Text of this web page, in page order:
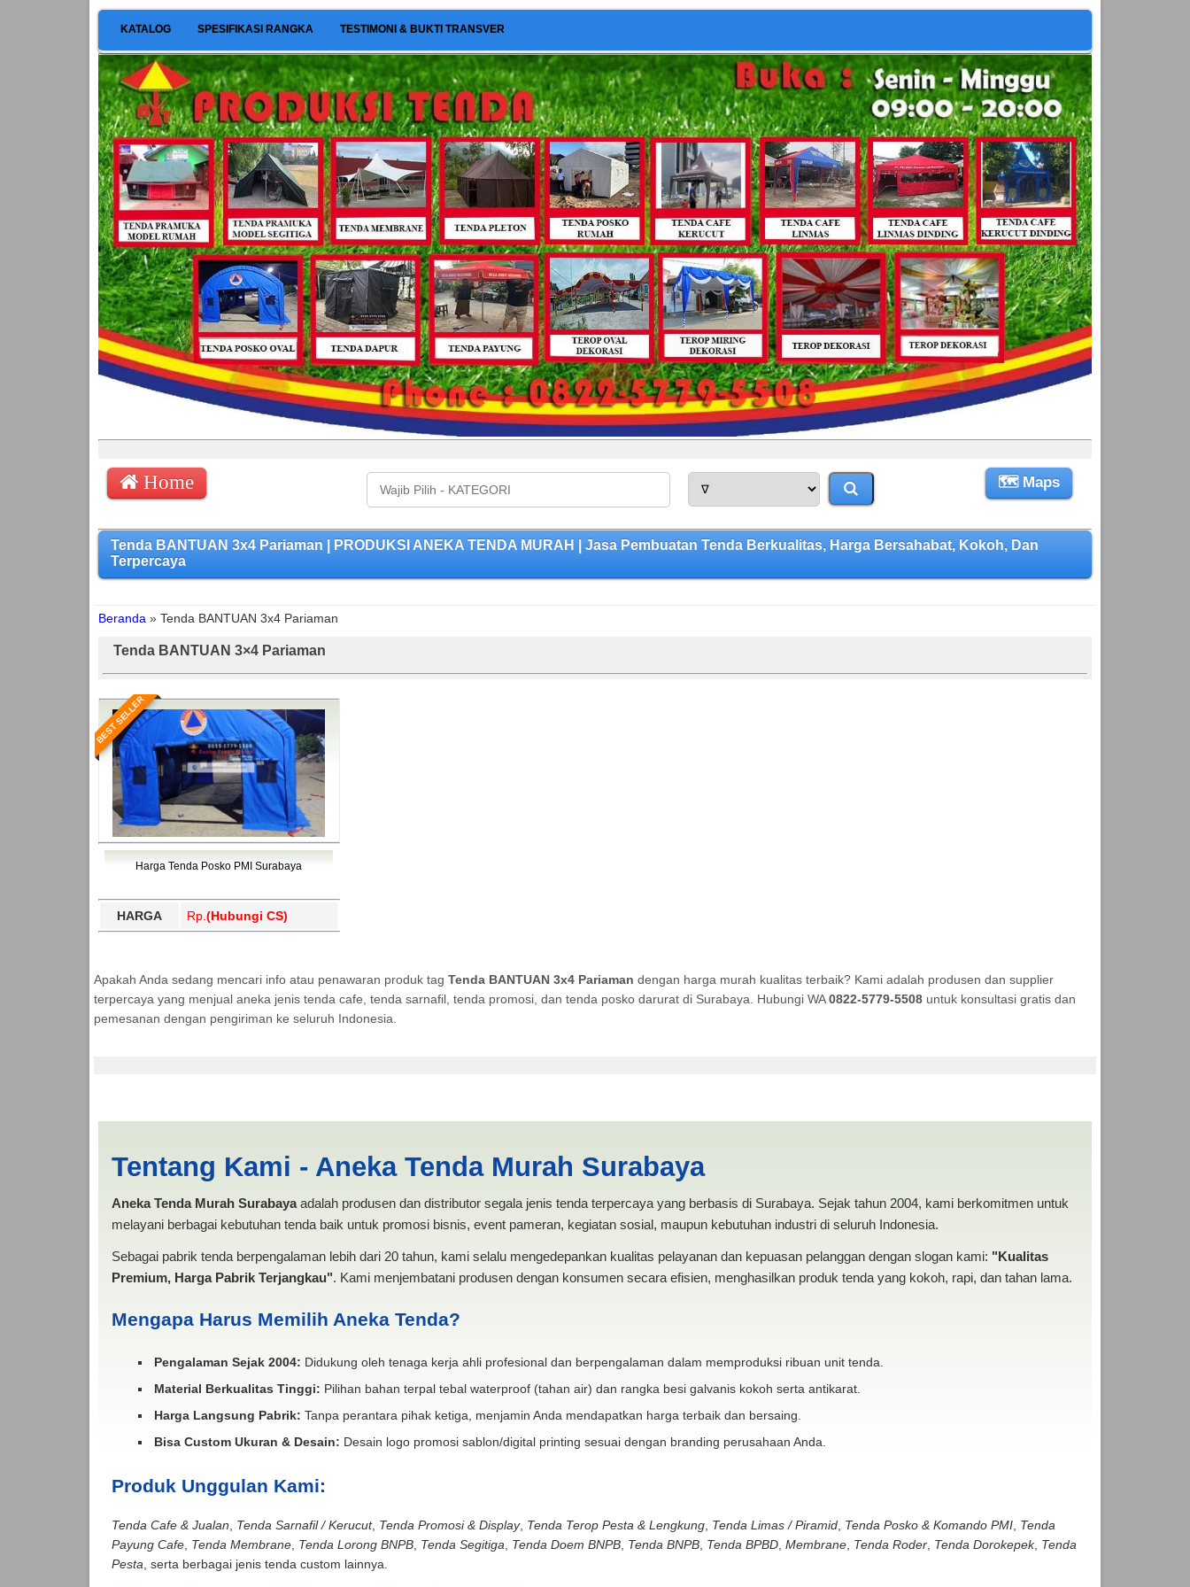
KATALOG SPESIFIKASI RANGKA TESTIMONI & BUKTI TRANSVER
Home 🗺 Maps
Tenda BANTUAN 3x4 Pariaman | PRODUKSI ANEKA TENDA MURAH | Jasa Pembuatan Tenda Berkualitas, Harga Bersahabat, Kokoh, Dan
Terpercaya
Beranda » Tenda BANTUAN 3x4 Pariaman
Tenda BANTUAN 3×4 Pariaman
BEST SELLER
Harga Tenda Posko PMI Surabaya
HARGA Rp. (Hubungi CS)
Apakah Anda sedang mencari info atau penawaran produk tag Tenda BANTUAN 3x4 Pariaman dengan harga murah kualitas terbaik? Kami adalah produsen dan supplier
terpercaya yang menjual aneka jenis tenda cafe, tenda sarnafil, tenda promosi, dan tenda posko darurat di Surabaya. Hubungi WA0822-5779-5508untuk konsultasi gratis dan
pemesanan dengan pengiriman ke seluruh Indonesia.
Tentang Kami - Aneka Tenda Murah Surabaya
Aneka Tenda Murah Surabayaadalah produsen dan distributor segala jenis tenda terpercaya yang berbasis di Surabaya. Sejak tahun 2004, kami berkomitmen untuk
melayani berbagai kebutuhan tenda baik untuk promosi bisnis, event pameran, kegiatan sosial, maupun kebutuhan industri di seluruh Indonesia.
Sebagai pabrik tenda berpengalaman lebih dari 20 tahun, kami selalu mengedepankan kualitas pelayanan dan kepuasan pelanggan dengan slogan kami: "Kualitas
Premium, Harga Pabrik Terjangkau". Kami menjembatani produsen dengan konsumen secara efisien, menghasilkan produk tenda yang kokoh, rapi, dan tahan lama.
Mengapa Harus Memilih Aneka Tenda?
Pengalaman Sejak 2004: Didukung oleh tenaga kerja ahli profesional dan berpengalaman dalam memproduksi ribuan unit tenda.
Material Berkualitas Tinggi: Pilihan bahan terpal tebal waterproof (tahan air) dan rangka besi galvanis kokoh serta antikarat.
Harga Langsung Pabrik: Tanpa perantara pihak ketiga, menjamin Anda mendapatkan harga terbaik dan bersaing.
Bisa Custom Ukuran & Desain: Desain logo promosi sablon/digital printing sesuai dengan branding perusahaan Anda.
Produk Unggulan Kami:
Tenda Cafe & Jualan Tenda Sarnafil / Kerucut, Tenda Promosi & Display, Tenda Terop Pesta & Lengkung, Tenda Limas / Piramid, Tenda Posko & Komando PMI, Tenda
Payung Cafe, Tenda Membrane, Tenda Lorong BNPB, Tenda Segitiga Tenda Doem BNPB, Tenda BNPB, Tenda BPBD, Membrane, Tenda Roder, Tenda Dorokepek, Tenda
Pesta , serta berbagai jenis tenda custom lainnya.